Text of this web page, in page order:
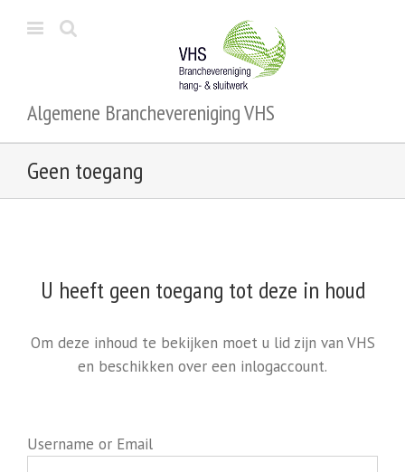
Algemene Branchevereniging VHS
Geen toegang
U heeft geen toegang tot deze in houd
Om deze inhoud te bekijken moet u lid zijn van VHS
en beschikken over een inlogaccount.
Username or Email